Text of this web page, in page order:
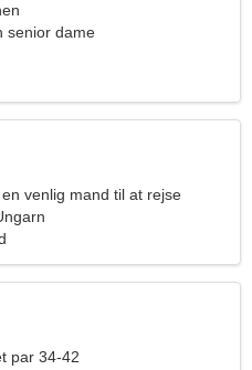
senior dame
venlig mand til at rejse
par 34-42